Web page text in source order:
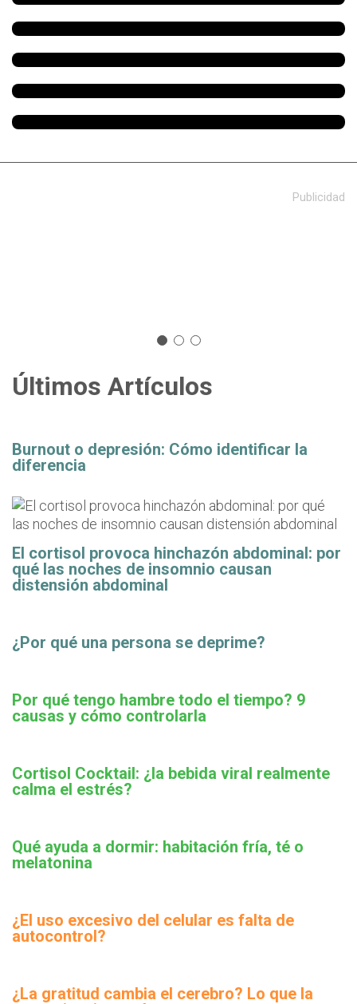
Publicidad
Últimos Artículos
Burnout o depresión: Cómo identificar la
diferencia
El cortisol provoca hinchazón abdominal: por
qué las noches de insomnio causan
distensión abdominal
¿Por qué una persona se deprime?
Por qué tengo hambre todo el tiempo? 9
causas y cómo controlarla
Cortisol Cocktail: ¿la bebida viral realmente
calma el estrés?
Qué ayuda a dormir: habitación fría, té o
melatonina
¿El uso excesivo del celular es falta de
autocontrol?
¿La gratitud cambia el cerebro? Lo que la